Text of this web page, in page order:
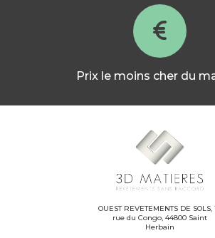
Prix le moins cher du
OUEST REVETEMENTS DE SOLS,
rue du Congo, 44800 Saint
Herbain